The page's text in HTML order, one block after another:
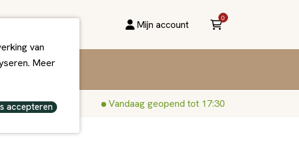
Mijn account
0
Vandaag geopend tot 17:30
van
Meer
accepteren